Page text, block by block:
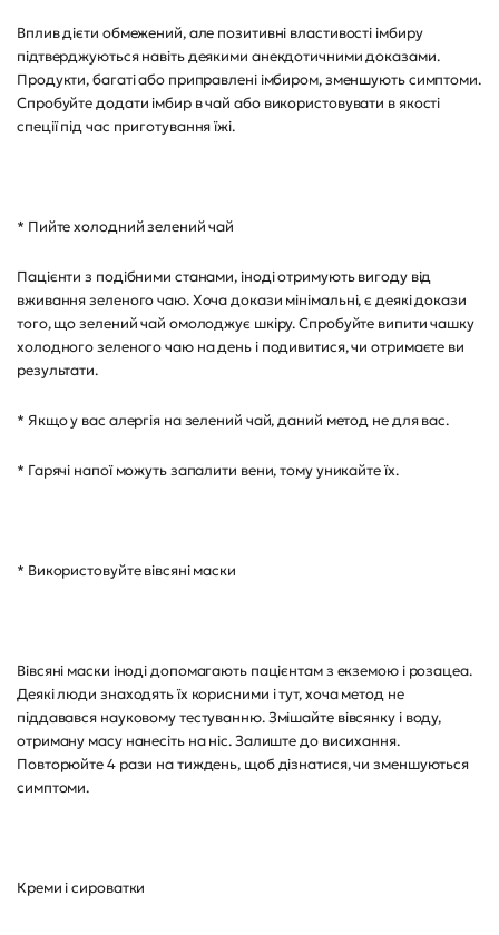
Вплив дієти обмежений, але позитивні властивості імбиру
підтверджуються навіть деякими анекдотичними доказами.
Продукти, багаті або приправлені імбиром, зменшують симптоми.
Спробуйте додати імбир в чай або використовувати в якості
спеції під час приготування їжі.
* Пийте холодний зелений чай
Пацієнти з подібними станами, іноді отримують вигоду від
вживання зеленого чаю. Хоча докази мінімальні, є деякі докази
того, що зелений чай омолоджує шкіру. Спробуйте випити чашку
холодного зеленого чаю на день і подивитися, чи отримаєте ви
результати.
* Якщо у вас алергія на зелений чай, даний метод не для вас.
* Гарячі напої можуть запалити вени, тому уникайте їх.
* Використовуйте вівсяні маски
Вівсяні маски іноді допомагають пацієнтам з екземою і розацеа.
Деякі люди знаходять їх корисними і тут, хоча метод не
піддавався науковому тестуванню. Змішайте вівсянку і воду,
отриману масу нанесіть на ніс. Залиште до висихання.
Повторюйте 4 рази на тиждень, щоб дізнатися, чи зменшуються
симптоми.
Креми і сироватки